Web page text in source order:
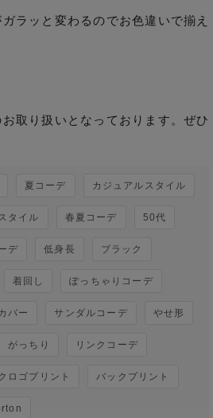
ラッと変わるのでお色違いで揃え
取り扱いとなっております。ぜひ
夏コーデ カジュアルスタイル
タイル 春夏コーデ 50代
デ 低身長 ブラック
着回し ぽっちゃりコーデ
バー サンダルコーデ やせ形
がっちり リンクコーデ
ロゴプリント バックプリント